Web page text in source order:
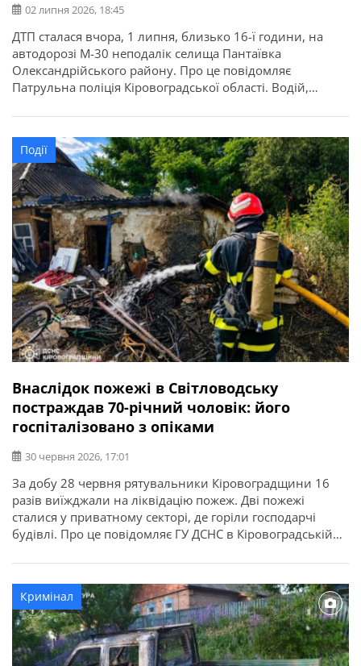
02 липня 2026, 18:45
ДТП сталася вчора, 1 липня, близько 16-ї години, на
автодорозі М-30 неподалік селища Пантаївка
Олександрійського району. Про це повідомляє
Патрульна поліція Кіровоградської області. Водій,
не стежив за дорожньою обстановкою, не вибрав
безпечної швидкості руху, не дотримався безпечної
дистанції та здійснив зіткнення з вантажним
транспортним засобом MAN з напівпричепом, […]
Події
Внаслідок пожежі в Світловодську
постраждав 70-річний чоловік: його
госпіталізовано з опіками
30 червня 2026, 17:01
За добу 28 червня рятувальники Кіровоградщини 16
разів виїжджали на ліквідацію пожеж. Дві пожежі
сталися у приватному секторі, де горіли господарчі
будівлі. Про це повідомляє ГУ ДСНС в Кіровоградській
Світловодськ 70-річний чоловік отримав опіки й був
госпіталізований.
Кримінал